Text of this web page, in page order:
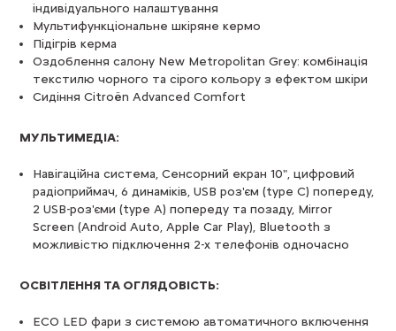
індивідуального налаштування
Мультифункціональне шкіряне кермо
Підігрів керма
Оздоблення салону New Metropolitan Grey: комбінація
текстилю чорного та сірого кольору з ефектом шкіри
Сидіння Citroën Advanced Comfort
МУЛЬТИМЕДІА:
Навігаційна система, Сенсорний екран 10", цифровий
радіоприймач, 6 динаміків, USB роз'єм (type C) попереду,
2 USB-роз'єми (type A) попереду та позаду, Mirror
Screen (Android Auto, Apple Car Play), Bluetooth з
можливістю підключення 2-х телефонів одночасно
ОСВІТЛЕННЯ ТА ОГЛЯДОВІСТЬ:
ECO LED фари з системою автоматичного включення